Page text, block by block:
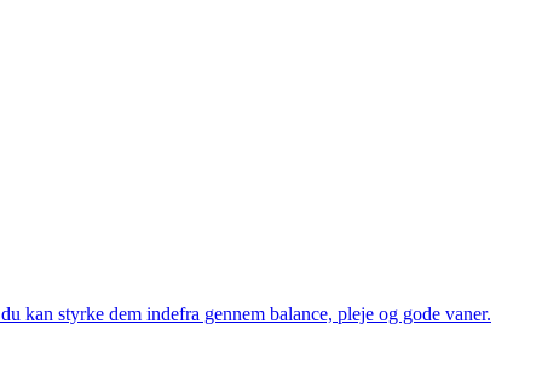
kan styrke dem indefra gennem balance, pleje og gode vaner.